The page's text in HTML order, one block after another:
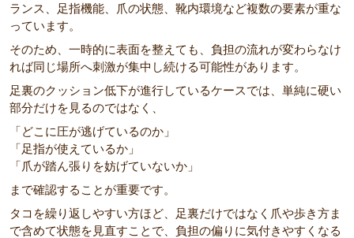
ランス、足指機能、爪の状態、靴内環境など複数の要素が重な
っています。
そのため、一時的に表面を整えても、負担の流れが変わらなけ
れば同じ場所へ刺激が集中し続ける可能性があります。
足裏のクッション低下が進行しているケースでは、単純に硬い
部分だけを見るのではなく、
「どこに圧が逃げているのか」
「足指が使えているか」
「爪が踏ん張りを妨げていないか」
まで確認することが重要です。
タコを繰り返しやすい方ほど、足裏だけではなく爪や歩き方ま
で含めて状態を見直すことで、負担の偏りに気付きやすくなる